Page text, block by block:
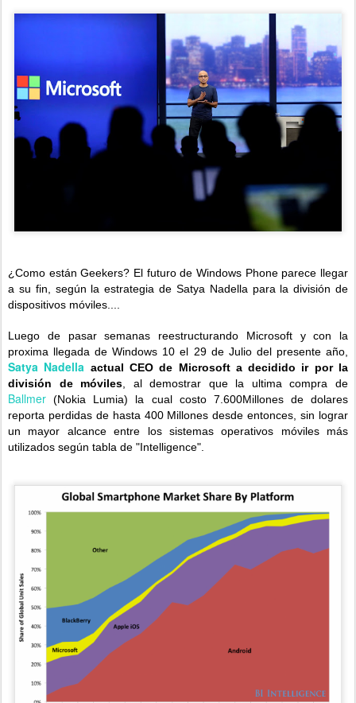
¿Como están Geekers? El futuro de Windows Phone parece llegar
a su fin, según la estrategia de Satya Nadella para la división de
dispositivos móviles....
Luego de pasar semanas reestructurando Microsoft y con la
proxima llegada de Windows 10 el 29 de Julio del presente año,
Satya Nadella actual CEO de Microsoft a decidido ir por la
división de móviles, al demostrar que la ultima compra de
Ballmer(Nokia Lumia) la cual costo 7.600Millones de dolares
reporta perdidas de hasta 400 Millones desde entonces, sin lograr
un mayor alcance entre los sistemas operativos móviles más
utilizados según tabla de "Intelligence".